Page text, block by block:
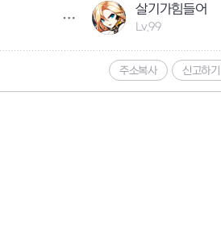
살기가힘들어
Lv.99
주소복사 신고하기